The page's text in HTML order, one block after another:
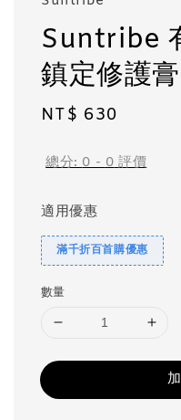
Suntribe
鎮定修護膏
Regular
NT$ 630
總分:0-0評價
適用優惠
滿千折百首購優惠
數量